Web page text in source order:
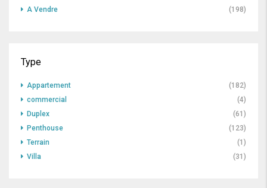
A Vendre (198)
Type
Appartement
(182)
commercial
(4)
Duplex
(61)
Penthouse
(123)
Terrain
(1)
Villa
(31)